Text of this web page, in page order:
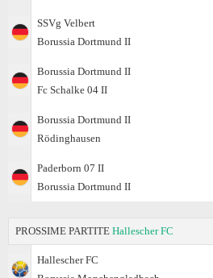
SSVg Velbert
Borussia Dortmund II
Borussia Dortmund II
Fc Schalke 04 II
Borussia Dortmund II
Rödinghausen
Paderborn 07 II
Borussia Dortmund II
PROSSIME PARTITE Hallescher FC
Hallescher FC